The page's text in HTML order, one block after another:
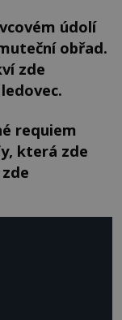
údolí
obřad.
zde
requiem
která zde